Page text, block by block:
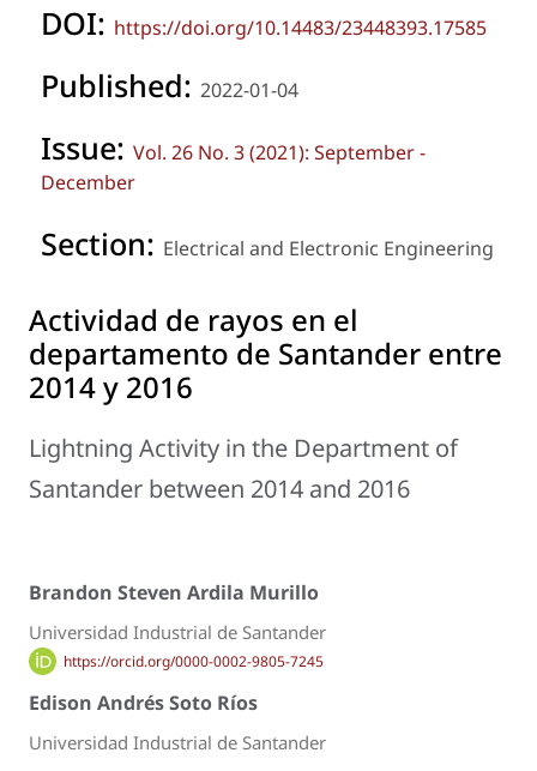
DOI: https://doi.org/10.14483/23448393.17585
Published: 2022-01-04
Issue: Vol. 26 No. 3 (2021): September -
December
Section: Electrical and Electronic Engineering
Actividad de rayos en el
departamento de Santander entre
2014 y 2016
Lightning Activity in the Department of
Santander between 2014 and 2016
Brandon Steven Ardila Murillo
Universidad Industrial de Santander
https://orcid.org/0000-0002-9805-7245
Edison Andrés Soto Ríos
Universidad Industrial de Santander